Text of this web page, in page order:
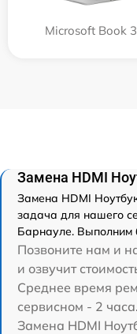
Microsoft Book 3
Замена HDMI
Замена HDMI
задача для нашего
Барнауле. Выполним
Позвоните нам и
и озвучит
Среднее время
сервисном - 2 часа.
Замена HDMI